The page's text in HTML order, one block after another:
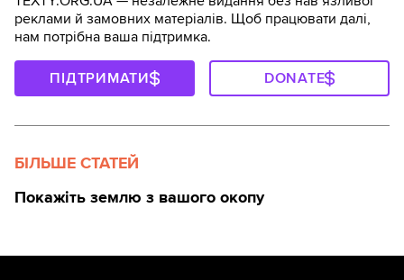
реклами й замовних матеріалів. Щоб працювати далі,
нам потрібна ваша підтримка.
ПІДТРИМАТИ DONATE
БІЛЬШЕ СТАТЕЙ
Покажіть землю з вашого окопу